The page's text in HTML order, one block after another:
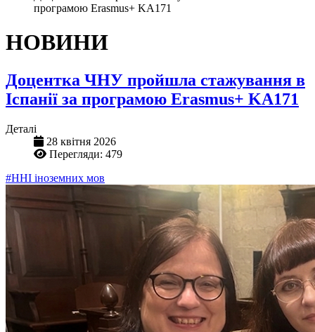
програмою Erasmus+ KA171
НОВИНИ
Доцентка ЧНУ пройшла стажування в
Іспанії за програмою Erasmus+ KA171
Деталі
28 квітня 2026
Перегляди: 479
#ННІ іноземних мов